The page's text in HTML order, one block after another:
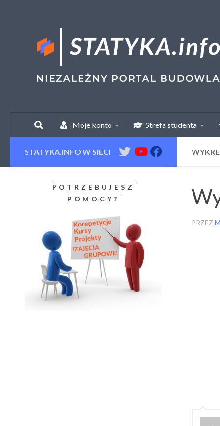
Moje konto Strefa studenta
PRZEZ
STATYKA.INFO W SIECI
POTRZEBUJESZ
POMOCY?